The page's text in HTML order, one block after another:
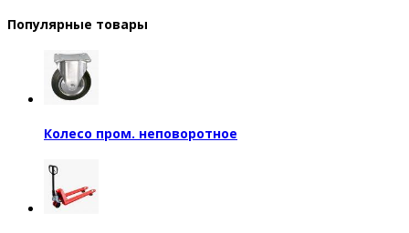
Популярные товары
Колесо пром. неповоротное